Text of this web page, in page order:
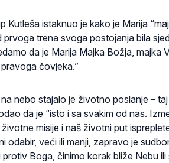
Kutleša istaknuo je kako je Marija
trena svoga postojanja bila
da je Marija Majka Božja, majka
čovjeka.”
nebo stajalo je životno poslanje –
da je “isto i sa svakim od nas.
misije i naš životni put
odabir, veći ili manji, zapravo je
Boga, činimo korak bliže Nebu ili